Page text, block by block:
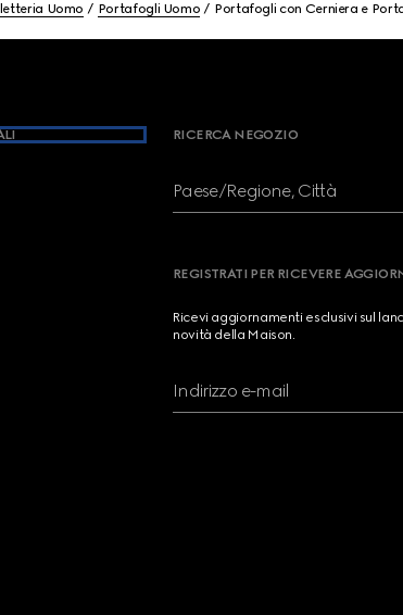
Uomo Portafogli Uomo Portafogli con Cerniera e
RICERCA NEGOZIO
Paese/Regione, Città
REGISTRATI PER RICEVERE
Ricevi aggiornamenti esclusivi sul
novità della Maison.
Indirizzo e-mail